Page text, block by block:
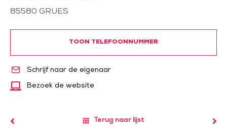
85580 GRUES
TOON TELEFOONNUMMER
Schrijf naar de eigenaar
Bezoek de website
Terug naar lijst